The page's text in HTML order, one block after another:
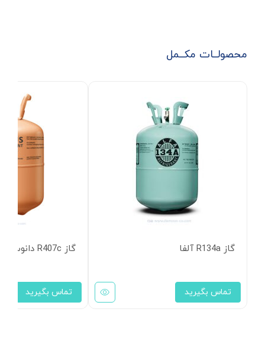
محصولــات مکــمل
گاز R134a آلفا
تماس بگیرید
گاز R407c دانوس
تماس بگیرید